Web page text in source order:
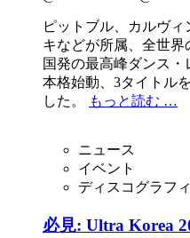
ピットブル、カルヴ
キなどが所属、全世
国発の最高峰ダンス
本格始動、3タイトル
した。
もっと読む …
ニュース
イベント
ディスコグラフ
必見: Ultra Korea